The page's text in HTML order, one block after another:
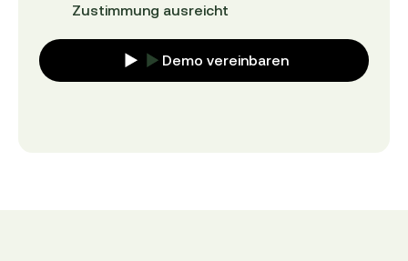
Zustimmung ausreicht
Demo vereinbaren